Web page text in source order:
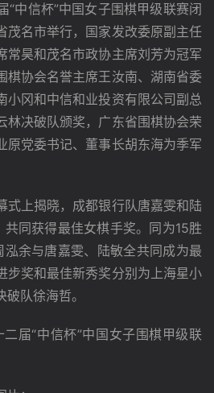
信杯”中国女子围棋甲级联赛闭
茂名市举行，国家发改委原副主任
常昊和茂名市政协主席刘芳为冠军
棋协会名誉主席王汝南、湖南省委
小冈和中信和业投资有限公司副总
林决破队颁奖，广东省围棋协会荣
原党委书记、董事长胡东海为季军
上揭晓，成都银行队唐嘉雯和陆
同获得最佳女棋手奖。同为15胜
余与唐嘉雯、陆敏全共同成为最
步奖和最佳新秀奖分别为上海星小
队徐海哲。
“中信杯”中国女子围棋甲级联